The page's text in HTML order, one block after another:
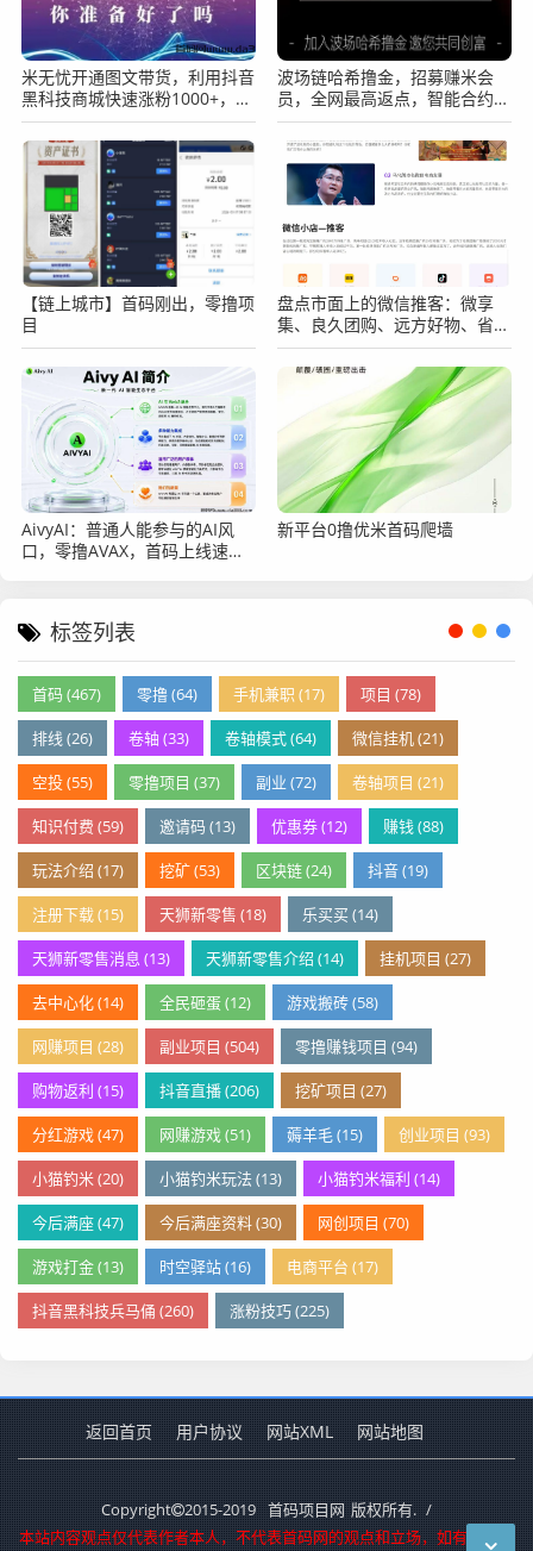
米无忧开通图文带货，利用抖音
黑科技商城快速涨粉1000+，单
日变现2W！
波场链哈希撸金，招募赚米会
员，全网最高返点，智能合约，
自动秒返！
【链上城市】首码刚出，零撸项
目
盘点市面上的微信推客：微享
集、良久团购、远方好物、省心
说、九鼎私域、中国优选几大平
台的分析
AivyAI：普通人能参与的AI风
口，零撸AVAX，首码上线速度
新平台0撸优米首码爬墙
标签列表
首码 (467) 零撸 (64) 手机兼职 (17) 项目 (78)
排线 (26) 卷轴 (33) 卷轴模式 (64) 微信挂机 (21)
空投 (55) 零撸项目 (37) 副业 (72) 卷轴项目 (21)
知识付费 (59) 邀请码 (13) 优惠券 (12) 赚钱 (88)
玩法介绍 (17) 挖矿 (53) 区块链 (24) 抖音 (19)
注册下载 (15) 天狮新零售 (18) 乐买买 (14)
天狮新零售消息 (13) 天狮新零售介绍 (14) 挂机项目 (27)
去中心化 (14) 全民砸蛋 (12) 游戏搬砖 (58)
网赚项目 (28) 副业项目 (504) 零撸赚钱项目 (94)
购物返利 (15) 抖音直播 (206) 挖矿项目 (27)
分红游戏 (47) 网赚游戏 (51) 薅羊毛 (15) 创业项目 (93)
小猫钓米 (20) 小猫钓米玩法 (13) 小猫钓米福利 (14)
今后满座 (47) 今后满座资料 (30) 网创项目 (70)
游戏打金 (13) 时空驿站 (16) 电商平台 (17)
抖音黑科技兵马俑 (260) 涨粉技巧 (225)
返回首页 用户协议 网站XML 网站地图
Copyright 2015-2019 首码项目网 版权所有. /
本站内容观点仅代表作者本人，不代表首码网的观点和立场，如有侵犯您